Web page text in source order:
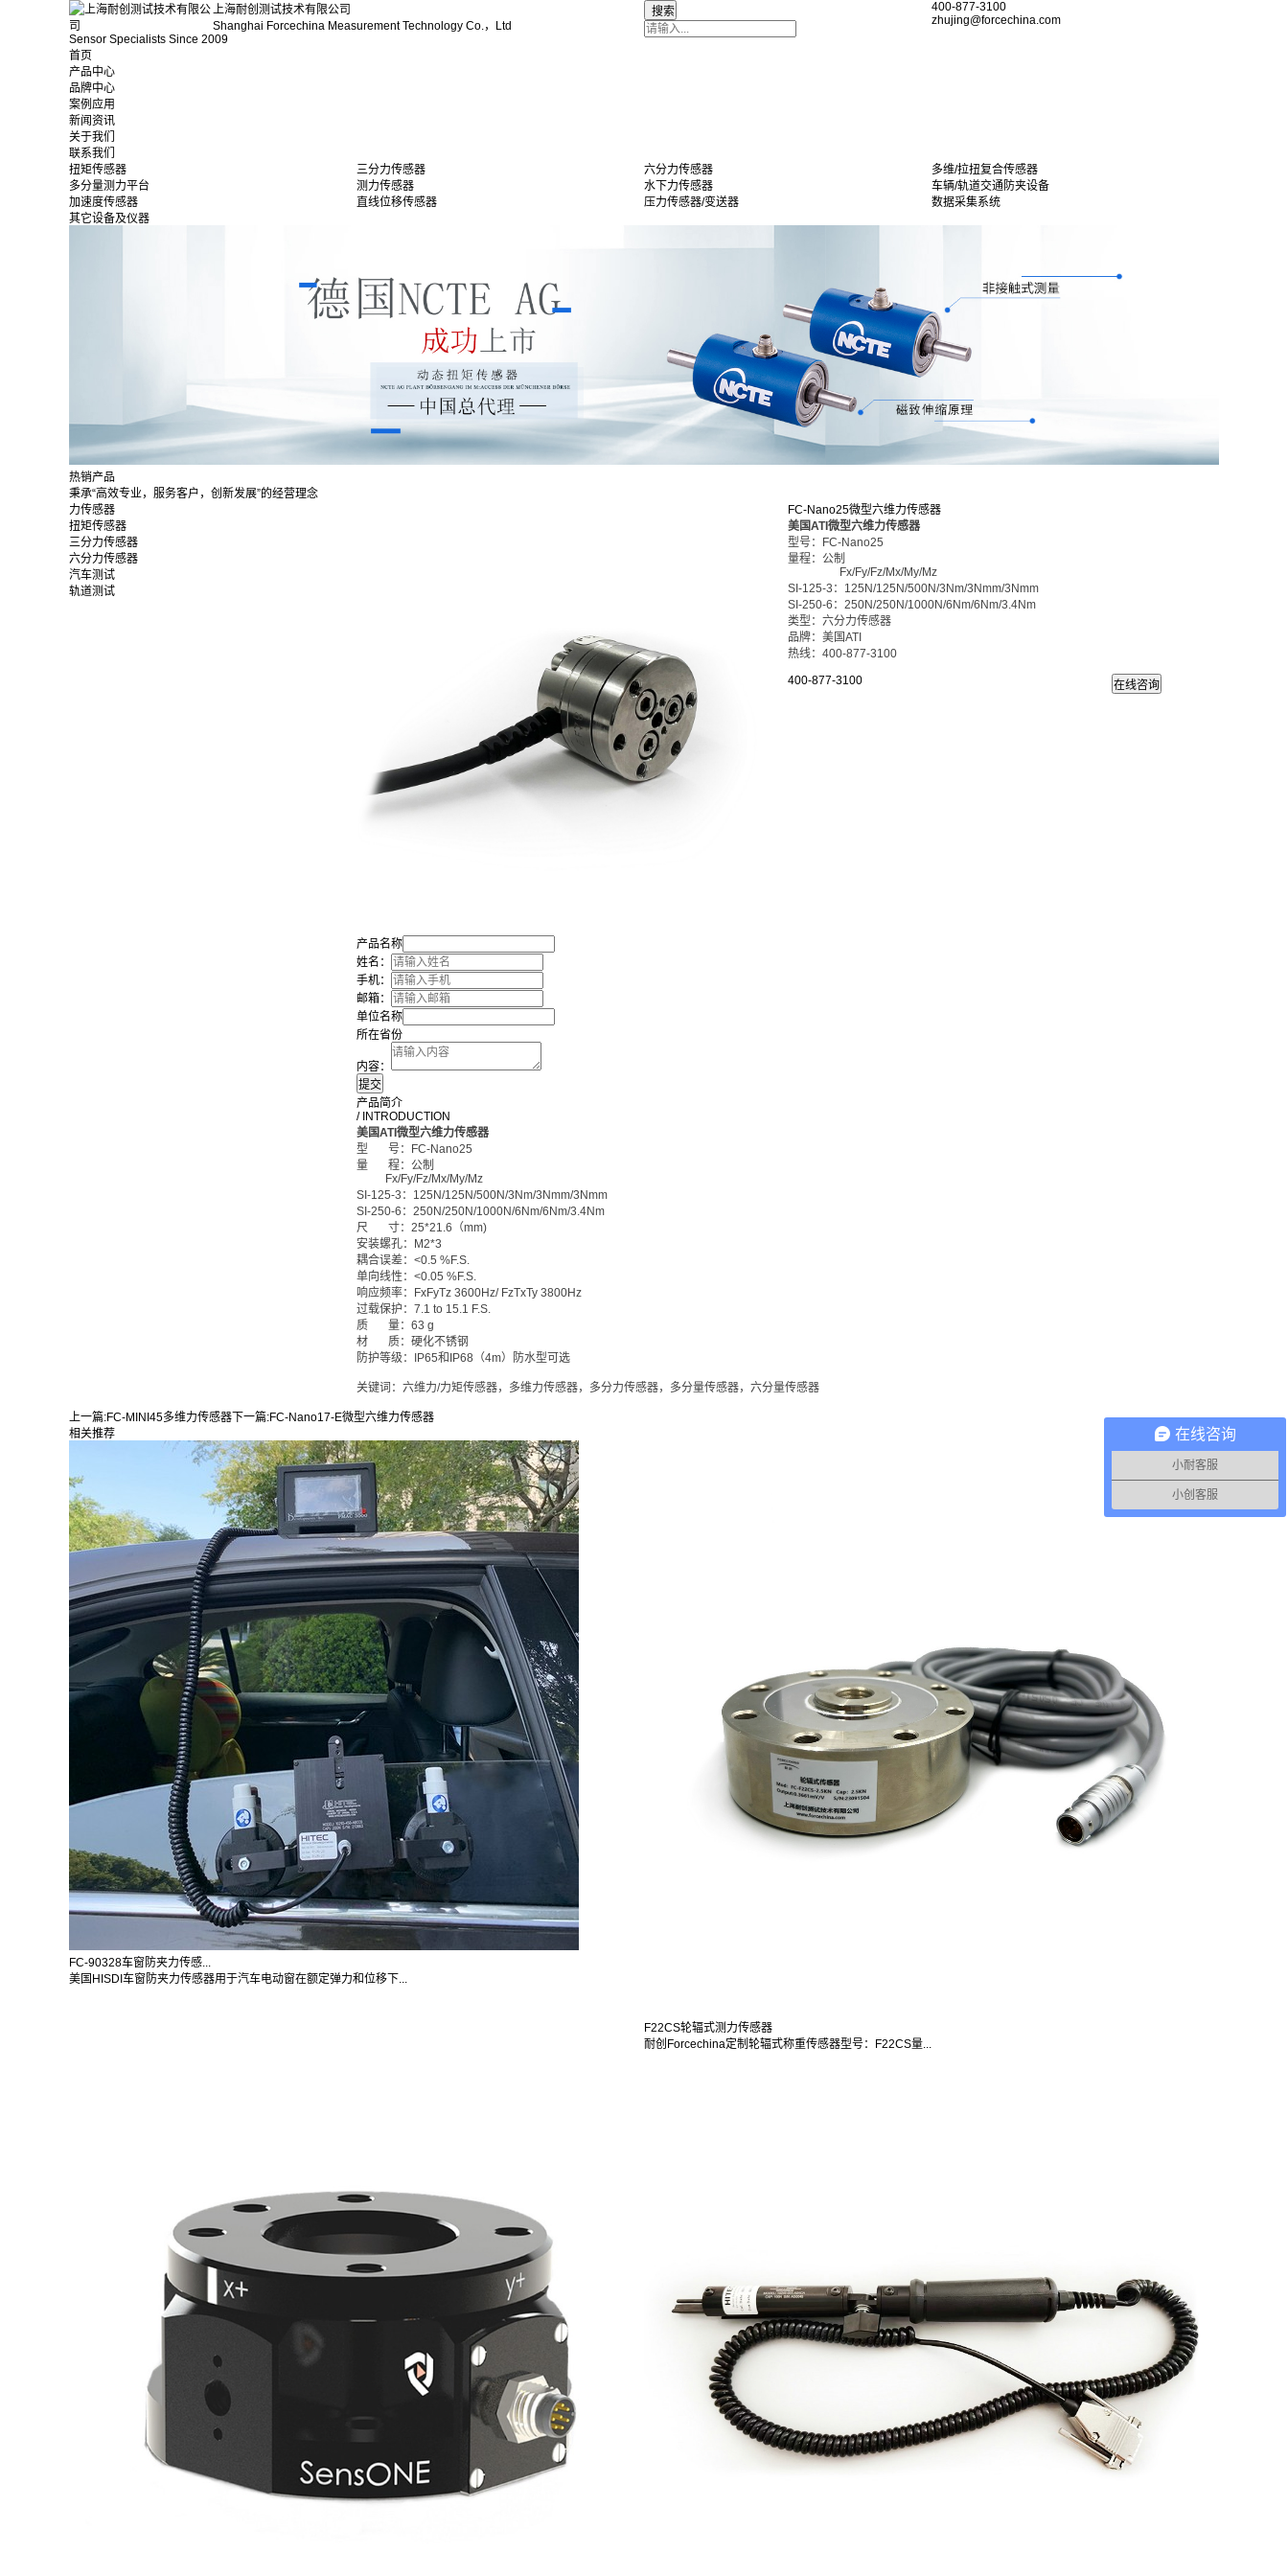
上海耐创测试技术有限公司
Shanghai Forcechina Measurement Technology Co.，Ltd
Sensor Specialists Since 2009
400-877-3100
zhujing@forcechina.com
首页
产品中心
品牌中心
案例应用
新闻资讯
关于我们
联系我们
扭矩传感器
三分力传感器 六分力传感器
多维/拉扭复合传感器
多分量测力平台
测力传感器 水下力传感器
车辆/轨道交通防夹设备
加速度传感器
直线位移传感器 压力传感器/变送器
数据采集系统
其它设备及仪器
热销产品
秉承“高效专业，服务客户，创新发展”的经营理念
力传感器
扭矩传感器
三分力传感器
六分力传感器
汽车测试
轨道测试
FC-Nano25微型六维力传感器
美国ATI微型六维力传感器
型号：FC-Nano25
量程：公制
Fx/Fy/Fz/Mx/My/Mz
SI-125-3：125N/125N/500N/3Nm/3Nmm/3Nmm
SI-250-6：250N/250N/1000N/6Nm/6Nm/3.4Nm
类型：六分力传感器
品牌：美国ATI
热线：400-877-3100
400-877-3100
产品名称
姓名：
手机：
邮箱：
单位名称
所在省份
内容：
产品简介
/ INTRODUCTION
美国ATI微型六维力传感器
型
号：FC-Nano25
量
程：公制
Fx/Fy/Fz/Mx/My/Mz
SI-125-3：125N/125N/500N/3Nm/3Nmm/3Nmm
SI-250-6：250N/250N/1000N/6Nm/6Nm/3.4Nm
尺 寸：25*21.6（mm)
安装螺孔：
M2*3
耦合误差： <0.5 %F.S.
单向线性 ： <0.05 %F.S.
响应频率：
FxFyTz 3600Hz/ FzTxTy 3800Hz
过载保护 ： 7.1 to 15.1 F.S.
质 量： 63 g
材 质： 硬化不锈钢
防护等级 ： IP65和IP68（4m）防水型可选
关键词：六维力/力矩传感器，多维力传感器，多分力传感器，多分量传感器，六分量传感器
上一篇:FC-MINI45多维力传感器 下一篇:FC-Nano17-E微型六维力传感器
相关推荐
FC-90328车窗防夹力传感...
美国HISDI车窗防夹力传感器用于汽车电动窗在额定弹力和位移下...
F22CS轮辐式测力传感器
耐创Forcechina定制轮辐式称重传感器型号：F22CS量...
在线咨询
小耐客服
小创客服